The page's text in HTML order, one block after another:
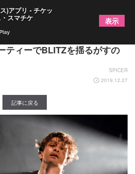
の“ロック×クラシック×クリ
ティーでBLITZを揺るがすの
SPICER
2019.12.27
記事に戻る
)アプリ - チケッ
スマチケ 表示